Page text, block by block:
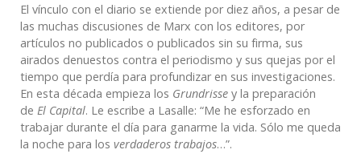
El vínculo con el diario se extiende por diez años, a pesar de
las muchas discusiones de Marx con los editores, por
artículos no publicados o publicados sin su firma, sus
airados denuestos contra el periodismo y sus quejas por el
tiempo que perdía para profundizar en sus investigaciones.
En esta década empieza los Grundrisse y la preparación
de El Capital. Le escribe a Lasalle: “Me he esforzado en
trabajar durante el día para ganarme la vida. Sólo me queda
la noche para los verdaderos trabajos…”.